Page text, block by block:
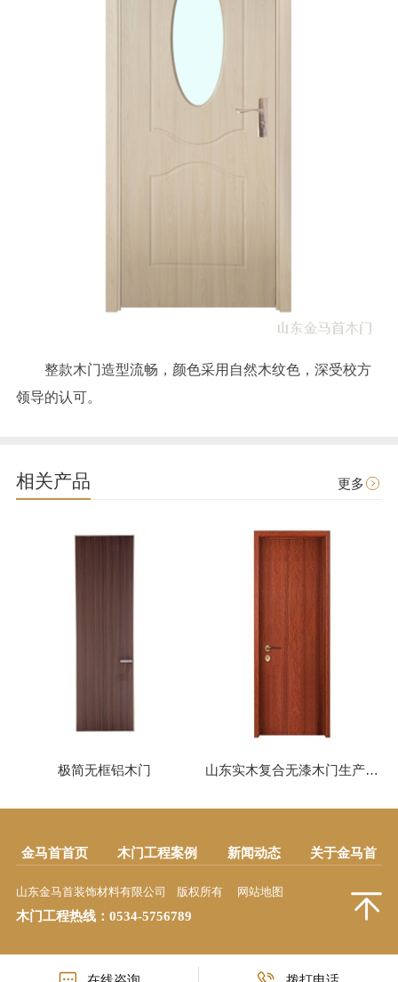
整款木门造型流畅，颜色采用自然木纹色，深受校方
领导的认可。
相关产品 更多
极简无框铝木门 山东实木复合无漆木门生产厂家金马首|工程木门厂家
金马首首页 木门工程案例 新闻动态 关于金马首
山东金马首装饰材料有限公司 版权所有 网站地图
木门工程热线： 0534-5756789